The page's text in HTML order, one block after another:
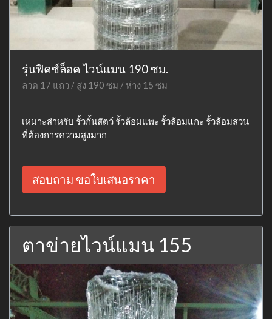
รุ่นฟิคซ์ล็อค ไวน์แมน 190 ซม.
ลวด 17 แถว / สูง 190 ซม / ห่าง 15 ซม
เหมาะสำหรับ รั้วกั้นสัตว์ รั้วล้อมแพะ รั้วล้อมแกะ รั้วล้อมสวน
ที่ต้องการความสูงมาก
สอบถาม ขอใบเสนอราคา
ตาข่ายไวน์แมน 155